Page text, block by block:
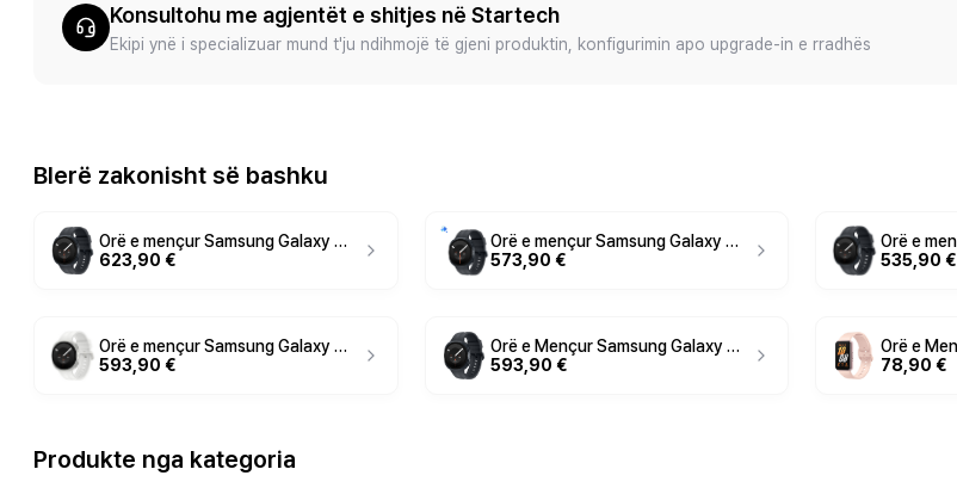
Konsultohu me agjentët e shitjes në Startech
Ekipi ynë i specializuar mund t'ju ndihmojë të gjeni produktin, konfigurimin apo upgrade-in e rradhës
Blerë zakonisht së bashku
Orë e mençur Samsung Galaxy Watch9 LTE / 44mm / LTE - Grafit
623,90 €
Orë e mençur Samsung Galaxy Watch9 / 44mm - Grafit
573,90 €
535,90 €
Orë e mençur Samsung Galaxy Watch9 LTE / 40mm - Krem
593,90 €
Orë e Mençur Samsung Galaxy Watch9 / 1.3 Inch / Super AMOLED / Touchscreen / Wi-Fi / GPS / LTE / 40mm - Zezë
593,90 €
78,90 €
Produkte nga kategoria